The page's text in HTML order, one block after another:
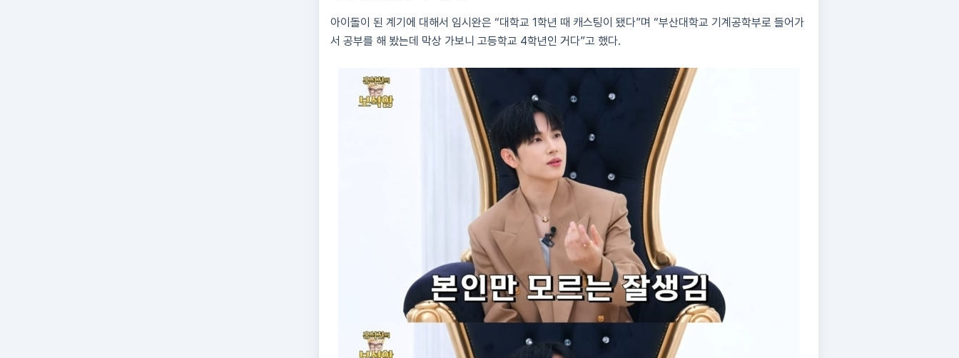
아이돌이 된 계기에 대해서 임시완은 “대학교 1학년 때 캐스팅이 됐다”며 “부산대학교 기계공학부로 들어가
서 공부를 해 봤는데 막상 가보니 고등학교 4학년인 거다”고 했다.